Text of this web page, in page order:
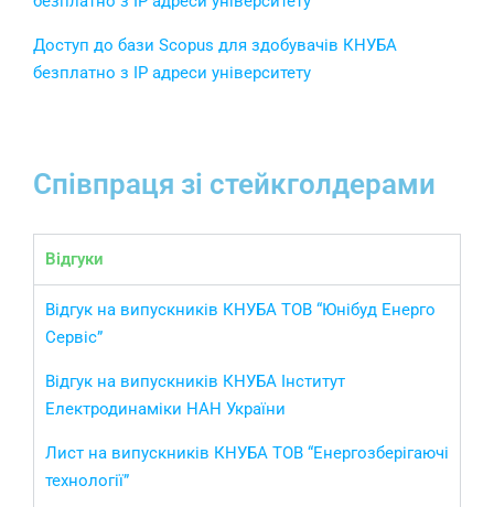
Доступ до бази Scopus для здобувачів КНУБА
безплатно з IP адреси університету
Співпраця зі стейкголдерами
Відгуки
Відгук на випускників КНУБА ТОВ “Юнібуд Енерго
Сервіс”
Відгук на випускників КНУБА Інститут
Електродинаміки НАН України
Лист на випускників КНУБА ТОВ “Енергозберігаючі
технології”